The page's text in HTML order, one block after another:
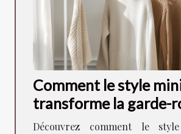
Comment le style
transforme la garde-
moderne
Découvrez comment le